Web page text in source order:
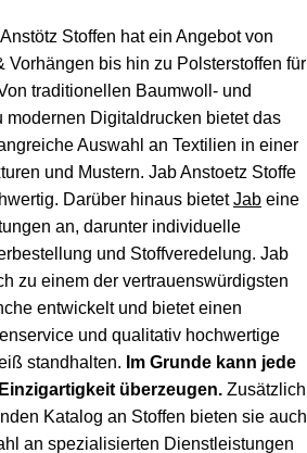
Stoffen hat ein Angebot von
Vorhängen bis hin zu Polsterstoffen für
traditionellen Baumwoll- und
modernen Digitaldrucken bietet das
Auswahl an Textilien in einer
und Mustern. Jab Anstoetz Stoffe
Darüber hinaus bietetJab eine
an, darunter individuelle
und Stoffveredelung. Jab
zu einem der vertrauenswürdigsten
entwickelt und bietet einen
und qualitativ hochwertige
standhalten. Im Grunde kann jede
überzeugen. Zusätzlich
Katalog an Stoffen bieten sie auch
an spezialisierten Dienstleistungen